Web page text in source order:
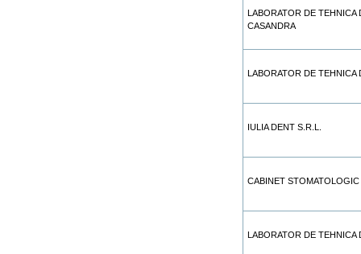
LABORATOR DE
CASANDRA
LABORATOR DE
IULIA DENT S.R.L.
CABINET
LABORATOR DE